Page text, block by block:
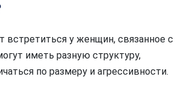
встретиться у женщин, связанное с
иметь разную структуру,
по размеру и агрессивности.